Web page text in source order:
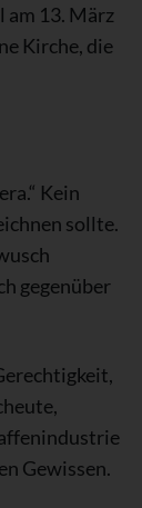
am 13. März
Kirche, die
Kein
sollte.
gegenüber
Gewissen.